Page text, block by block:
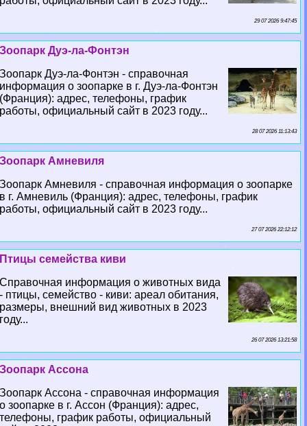
29 07 2026 9:47:45
Зоопарк Дуэ-ла-Фонтэн
Зоопарк Дуэ-ла-Фонтэн - справочная
информация о зоопарке в г. Дуэ-ла-Фонтэн
(Франция): адрес, телефоны, график
работы, официальный сайт в 2023 году...
28 07 2026 11:13:43
Зоопарк Амневиля
Зоопарк Амневиля - справочная информация о зоопарке
в г. Амневиль (Франция): адрес, телефоны, график
работы, официальный сайт в 2023 году...
27 07 2026 22:12:12
Птицы семейства киви
Справочная информация о животных вида
- птицы, семейство - киви: ареал обитания,
размеры, внешний вид животных в 2023
году...
26 07 2026 13:21:58
Зоопарк Ассона
Зоопарк Ассона - справочная информация
о зоопарке в г. Ассон (Франция): адрес,
телефоны, график работы, официальный